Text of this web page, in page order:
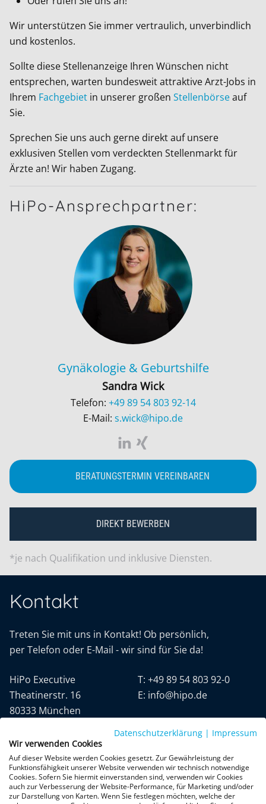
Wir unterstützen Sie immer vertraulich, unverbindlich
und kostenlos.
Sollte diese Stellenanzeige Ihren Wünschen nicht
entsprechen, warten bundesweit attraktive Arzt-Jobs in
Ihrem Fachgebiet in unserer großen Stellenbörseauf
Sie.
Sprechen Sie uns auch gerne direkt auf unsere
exklusiven Stellen vom verdeckten Stellenmarkt für
Ärzte an! Wir haben Zugang.
HiPo-Ansprechpartner:
Gynäkologie & Geburtshilfe
Sandra Wick
Telefon: +49 89 54 803 92-14
E-Mail: s.wick@hipo.de
BERATUNGSTERMIN VEREINBAREN
DIREKT BEWERBEN
*je nach Qualifikation und inklusive Diensten.
Kontakt
Treten Sie mit uns in Kontakt! Ob persönlich,
per Telefon oder E-Mail - wir sind für Sie da!
HiPo Executive
Theatinerstr. 16
80333 München
T: +49 89 54 803 92-0
E: info@hipo.de
Datenschutz AGB Impressum
Datenschutzerklärung | Impressum
Wir verwenden Cookies
Auf dieser Website werden Cookies gesetzt. Zur Gewährleistung der
Funktionsfähigkeit unserer Website verwenden wir technisch notwendige
Cookies. Sofern Sie hiermit einverstanden sind, verwenden wir Cookies
auch zur Verbesserung der Website-Performance, für Marketing und/oder
zur Darstellung von Karten. Wenn Sie festlegen möchten, welche der